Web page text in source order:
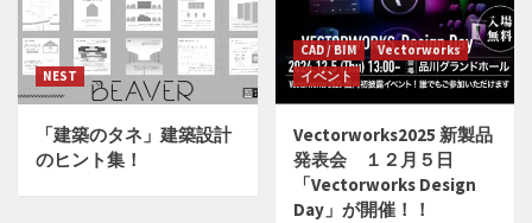
NEST
「建築のタネ」建築設計
のヒント集！
CAD / BIM
Vectorworks
イベント
Vectorworks2025 新製品
発表会 １２月５日
「Vectorworks Design
Day」が開催！！